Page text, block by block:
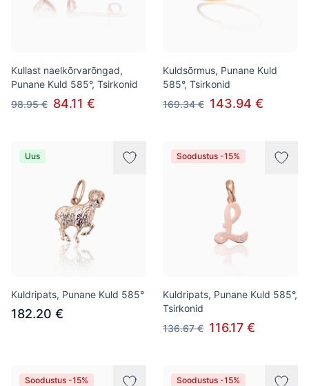
Kullast naelkõrvarõngad,
Punane Kuld 585°, Tsirkonid
98.95 € 84.11 €
Kuldsõrmus, Punane Kuld
585°, Tsirkonid
169.34 € 143.94 €
Uus
Kuldripats, Punane Kuld 585°
182.20 €
Soodustus -15%
Kuldripats, Punane Kuld 585°,
Tsirkonid
136.67 € 116.17 €
Soodustus -15% Soodustus -15%